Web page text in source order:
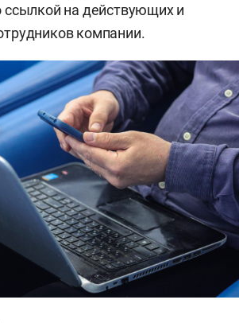
ссылкой на действующих и
компании.